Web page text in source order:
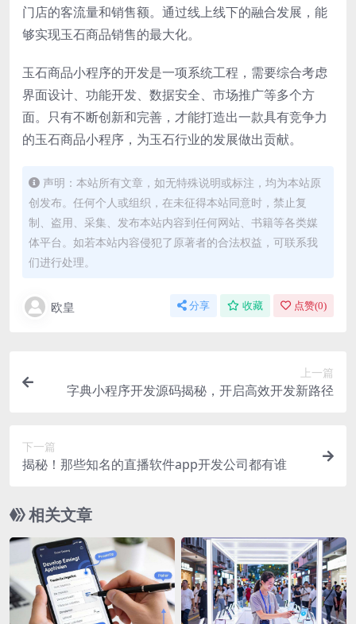
门店的客流量和销售额。通过线上线下的融合发展，能
够实现玉石商品销售的最大化。
玉石商品小程序的开发是一项系统工程，需要综合考虑
界面设计、功能开发、数据安全、市场推广等多个方
面。只有不断创新和完善，才能打造出一款具有竞争力
的玉石商品小程序，为玉石行业的发展做出贡献。
声明：本站所有文章，如无特殊说明或标注，均为本站原
创发布。任何个人或组织，在未征得本站同意时，禁止复
制、盗用、采集、发布本站内容到任何网站、书籍等各类媒
体平台。如若本站内容侵犯了原著者的合法权益，可联系我
们进行处理。
欧皇 分享 收藏 点赞(0)
上一篇
字典小程序开发源码揭秘，开启高效开发新路径
下一篇
揭秘！那些知名的直播软件app开发公司都有谁
相关文章